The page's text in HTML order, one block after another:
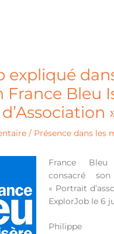
expliqué
France Bleu
/ Présence dans les
France
consacré
« Portrait
ExplorJob le 6
Philippe